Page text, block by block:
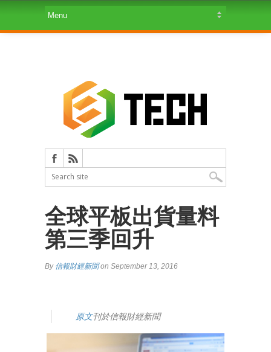
全球平板出貨量料
第三季回升
By 信報財經新聞on September 13, 2016
原文刊於信報財經新聞